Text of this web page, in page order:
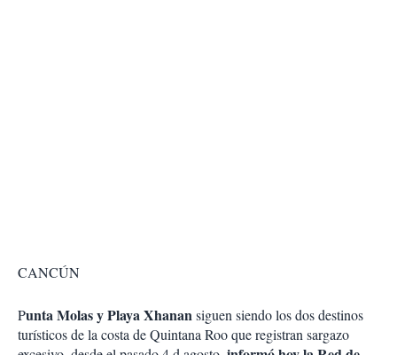
CANCÚN
Punta Molas y Playa Xhanansiguen siendo los dos destinos
turísticos de la costa de Quintana Roo que registran sargazo